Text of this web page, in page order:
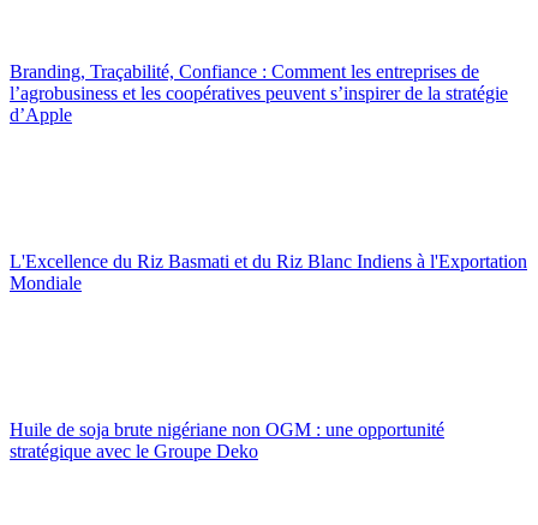
Branding, Traçabilité, Confiance : Comment les entreprises de
l’agrobusiness et les coopératives peuvent s’inspirer de la stratégie
d’Apple
L'Excellence du Riz Basmati et du Riz Blanc Indiens à l'Exportation
Mondiale
Huile de soja brute nigériane non OGM : une opportunité
stratégique avec le Groupe Deko